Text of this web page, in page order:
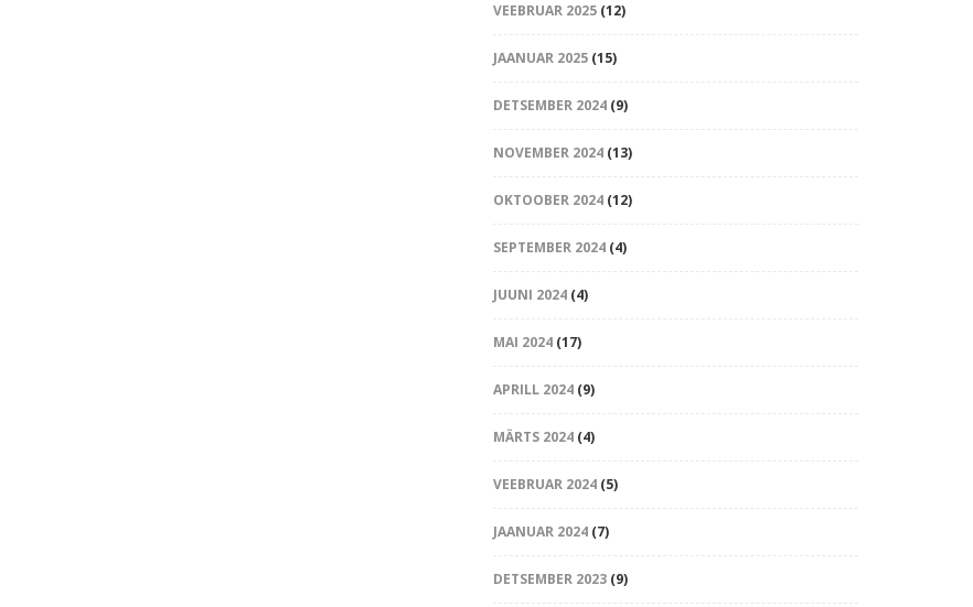
VEEBRUAR 2025(12)
JAANUAR 2025(15)
DETSEMBER 2024(9)
NOVEMBER 2024(13)
OKTOOBER 2024(12)
SEPTEMBER 2024(4)
JUUNI 2024(4)
MAI 2024(17)
APRILL 2024(9)
MÄRTS 2024(4)
VEEBRUAR 2024(5)
JAANUAR 2024(7)
DETSEMBER 2023(9)